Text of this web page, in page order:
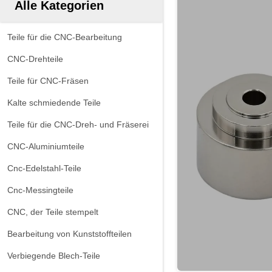
Alle Kategorien
Teile für die CNC-Bearbeitung
CNC-Drehteile
Teile für CNC-Fräsen
Kalte schmiedende Teile
Teile für die CNC-Dreh- und Fräserei
CNC-Aluminiumteile
Cnc-Edelstahl-Teile
Cnc-Messingteile
CNC, der Teile stempelt
Bearbeitung von Kunststoffteilen
Verbiegende Blech-Teile